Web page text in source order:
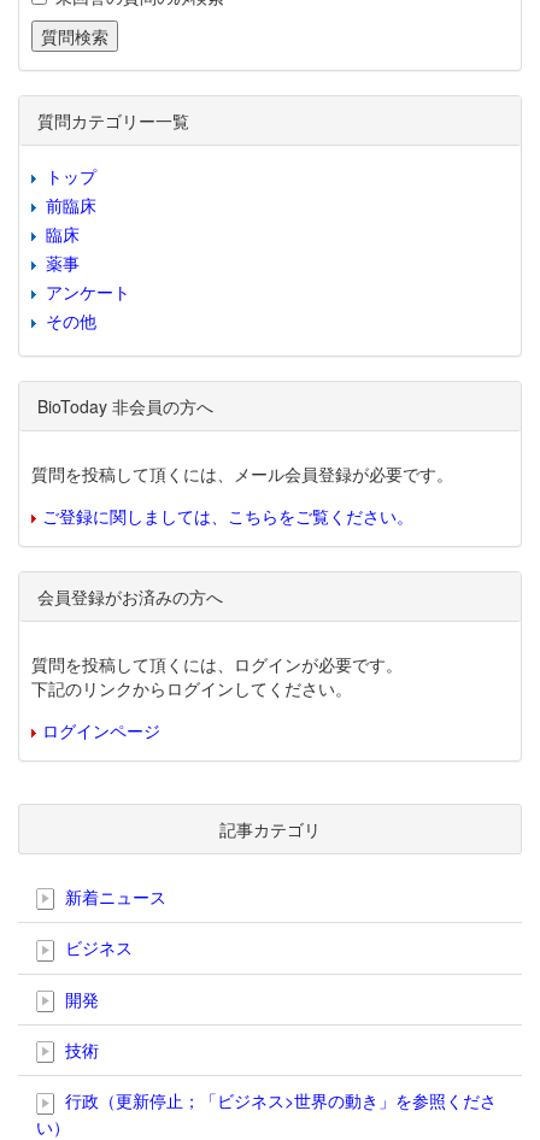
質問カテゴリー一覧
トップ
前臨床
臨床
薬事
アンケート
その他
BioToday 非会員の方へ
質問を投稿して頂くには、メール会員登録が必要です。
ご登録に関しましては、こちらをご覧ください。
会員登録がお済みの方へ
質問を投稿して頂くには、ログインが必要です。
下記のリンクからログインしてください。
ログインページ
記事カテゴリ
新着ニュース
ビジネス
開発
技術
行政（更新停止；「ビジネス>世界の動き」を参照くださ
い）